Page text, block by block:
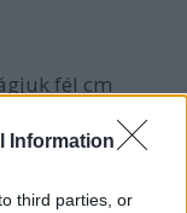
Information
third parties, or
fél cm
forrósítsunk